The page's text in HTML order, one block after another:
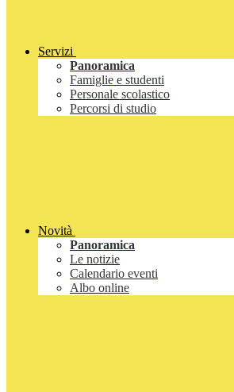
Servizi
Panoramica
Famiglie e studenti
Personale scolastico
Percorsi di studio
Novità
Panoramica
Le notizie
Calendario eventi
Albo online